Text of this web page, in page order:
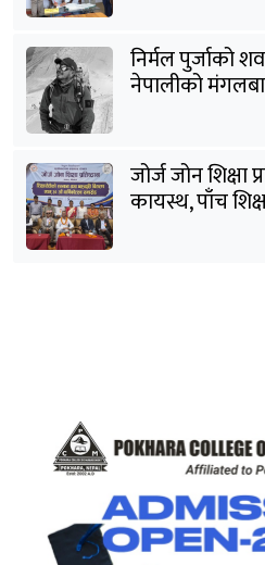
निर्मल पुर्जाको
नेपालीको
जोर्ज जोन शिक्षा
कायस्थ, पाँच